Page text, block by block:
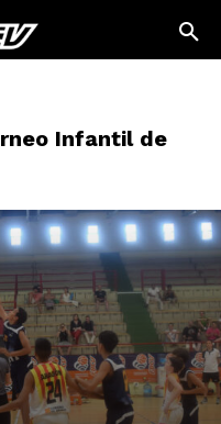
Infantil de